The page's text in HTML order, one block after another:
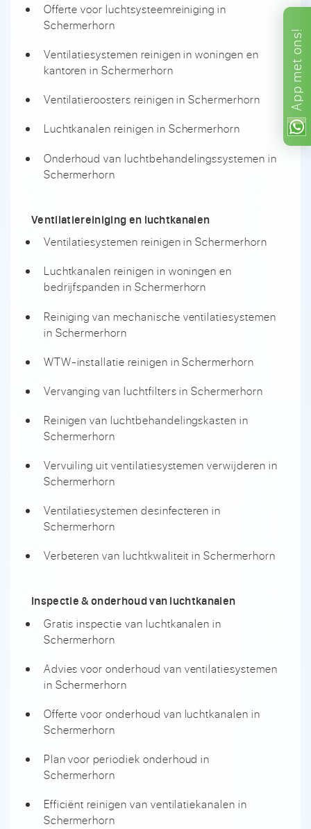
App
met
ons!
Offerte voor luchtsysteemreiniging in
Schermerhorn
Ventilatiesystemen reinigen in woningen en
kantoren in Schermerhorn
Ventilatieroosters reinigen in Schermerhorn
Luchtkanalen reinigen in Schermerhorn
Onderhoud van luchtbehandelingssystemen in
Schermerhorn
Ventilatiereiniging en luchtkanalen
Ventilatiesystemen reinigen in Schermerhorn
Luchtkanalen reinigen in woningen en
bedrijfspanden in Schermerhorn
Reiniging van mechanische ventilatiesystemen
in Schermerhorn
WTW-installatie reinigen in Schermerhorn
Vervanging van luchtfilters in Schermerhorn
Reinigen van luchtbehandelingskasten in
Schermerhorn
Vervuiling uit ventilatiesystemen verwijderen in
Schermerhorn
Ventilatiesystemen desinfecteren in
Schermerhorn
Verbeteren van luchtkwaliteit in Schermerhorn
Inspectie & onderhoud van luchtkanalen
Gratis inspectie van luchtkanalen in
Schermerhorn
Advies voor onderhoud van ventilatiesystemen
in Schermerhorn
Offerte voor onderhoud van luchtkanalen in
Schermerhorn
Plan voor periodiek onderhoud in
Schermerhorn
Efficiënt reinigen van ventilatiekanalen in
Schermerhorn